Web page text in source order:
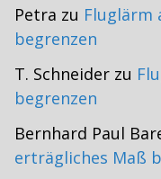
Petra zu Fluglärm
begrenzen
T. Schneider zu
begrenzen
Bernhard Paul
erträgliches Maß